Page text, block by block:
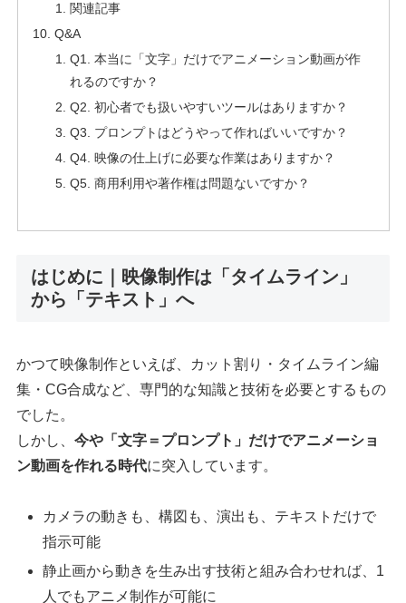
関連記事
Q&A
Q1. 本当に「文字」だけでアニメーション動画が作
れるのですか？
Q2. 初心者でも扱いやすいツールはありますか？
Q3. プロンプトはどうやって作ればいいですか？
Q4. 映像の仕上げに必要な作業はありますか？
Q5. 商用利用や著作権は問題ないですか？
はじめに｜映像制作は「タイムライン」
から「テキスト」へ
かつて映像制作といえば、カット割り・タイムライン編
集・CG合成など、専門的な知識と技術を必要とするもの
でした。
しかし、今や「文字＝プロンプト」だけでアニメーショ
ン動画を作れる時代に突入しています。
カメラの動きも、構図も、演出も、テキストだけで
指示可能
静止画から動きを生み出す技術と組み合わせれば、1
人でもアニメ制作が可能に